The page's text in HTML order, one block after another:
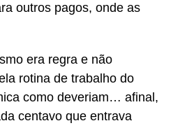
outros pagos, onde as
era regra e não
rotina de trabalho do
como deveriam… afinal,
centavo que entrava